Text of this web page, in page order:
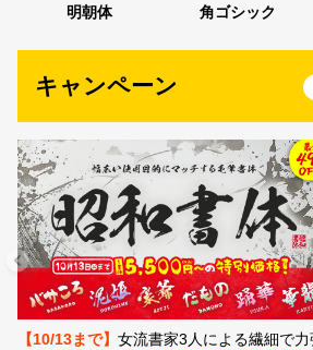
お気に入り
ご利用ガイド
よくあるご質問
お問い合わせ
フォント形式
明朝体
丸ゴシック
宋朝体
教科書体
草書体
明朝体 角ゴシック
キャンペーン
【10/13まで】 女流書家3人による繊細で力